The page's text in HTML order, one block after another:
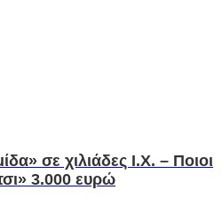
σε χιλιάδες Ι.Χ. – Ποιοι
3.000 ευρώ